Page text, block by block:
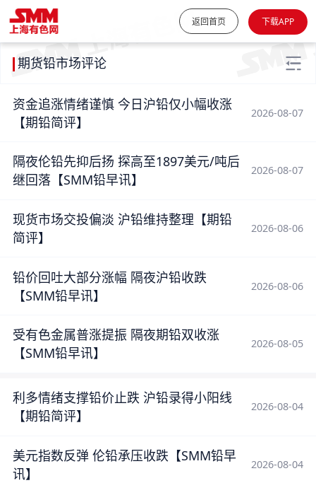
返回首页 下载APP
期货铅市场评论
资金追涨情绪谨慎 今日沪铅仅小幅收涨
【期铅简评】
2026-08-07
隔夜伦铅先抑后扬 探高至1897美元/吨后
继回落【SMM铅早讯】
2026-08-07
现货市场交投偏淡 沪铅维持整理【期铅
简评】
2026-08-06
铅价回吐大部分涨幅 隔夜沪铅收跌
【SMM铅早讯】
2026-08-06
受有色金属普涨提振 隔夜期铅双收涨
【SMM铅早讯】
2026-08-05
利多情绪支撑铅价止跌 沪铅录得小阳线
【期铅简评】
2026-08-04
美元指数反弹 伦铅承压收跌【SMM铅早
讯】
2026-08-04